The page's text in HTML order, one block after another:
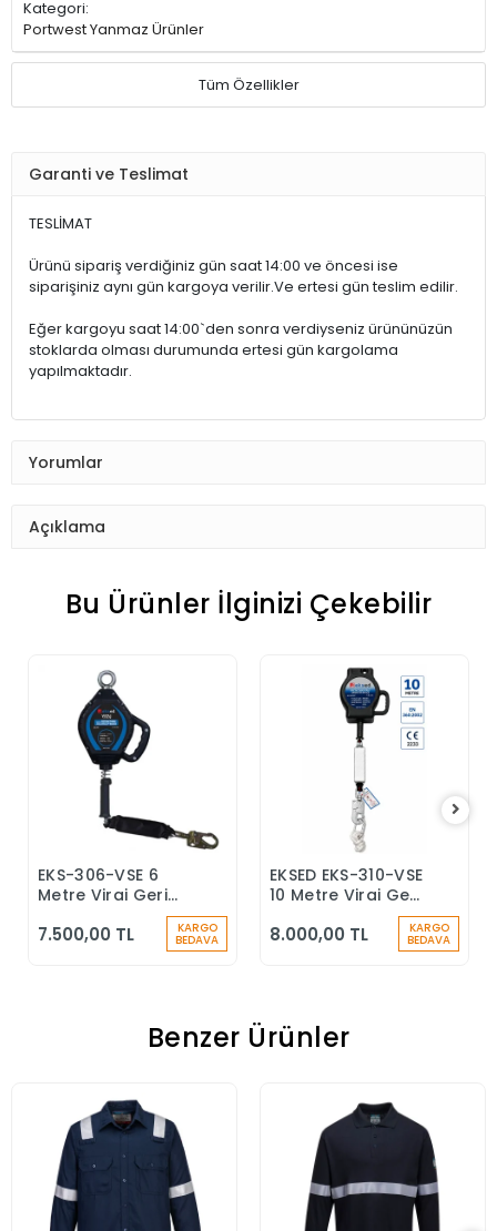
Kategori:
Portwest Yanmaz Ürünler
Tüm Özellikler
Garanti ve Teslimat
TESLİMAT
Ürünü sipariş verdiğiniz gün saat 14:00 ve öncesi ise
siparişiniz aynı gün kargoya verilir.Ve ertesi gün teslim edilir.
Eğer kargoyu saat 14:00`den sonra verdiyseniz ürününüzün
stoklarda olması durumunda ertesi gün kargolama
yapılmaktadır.
Yorumlar
Açıklama
Bu Ürünler İlginizi Çekebilir
Sepete Ekle
EKS-306-VSE 6
Metre Viraj Geri
Durdurucu Keskin
7.500,00 TL KARGO
BEDAVA
Sepete Ekle
EKSED EKS-310-VSE
10 Metre Viraj Geri
Durdurucu
8.000,00 TL KARGO
BEDAVA
Benzer Ürünler